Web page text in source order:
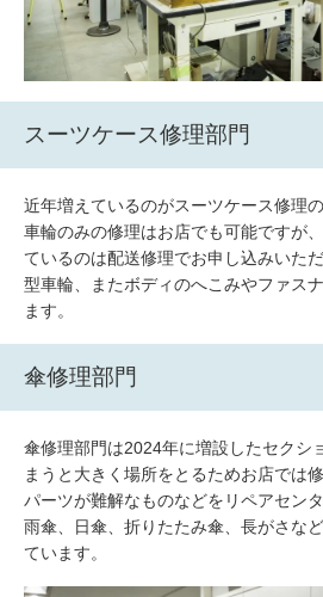
スーツケース修理部門
近年増えているのがスーツケース修理の
車輪のみの修理はお店でも可能ですが
ているのは配送修理でお申し込みいた
型車輪、またボディのへこみやファス
ます。
傘修理部門
傘修理部門は2024年に増設したセクシ
まうと大きく場所をとるためお店では
パーツが難解なものなどをリペアセン
雨傘、日傘、折りたたみ傘、長がさな
ています。